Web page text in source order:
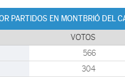
PARTIDOS EN MONTBRIÓ DEL
VOTOS
566
304